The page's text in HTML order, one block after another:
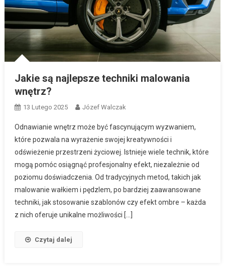
Jakie są najlepsze techniki malowania
wnętrz?
13 Lutego 2025 Józef Walczak
Odnawianie wnętrz może być fascynującym wyzwaniem,
które pozwala na wyrażenie swojej kreatywności i
odświeżenie przestrzeni życiowej. Istnieje wiele technik, które
mogą pomóc osiągnąć profesjonalny efekt, niezależnie od
poziomu doświadczenia. Od tradycyjnych metod, takich jak
malowanie wałkiem i pędzlem, po bardziej zaawansowane
techniki, jak stosowanie szablonów czy efekt ombre – każda
z nich oferuje unikalne możliwości […]
Czytaj dalej